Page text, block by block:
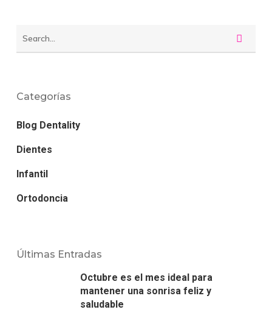
Categorías
Blog Dentality
Dientes
Infantil
Ortodoncia
Últimas Entradas
Octubre es el mes ideal para
mantener una sonrisa feliz y
saludable